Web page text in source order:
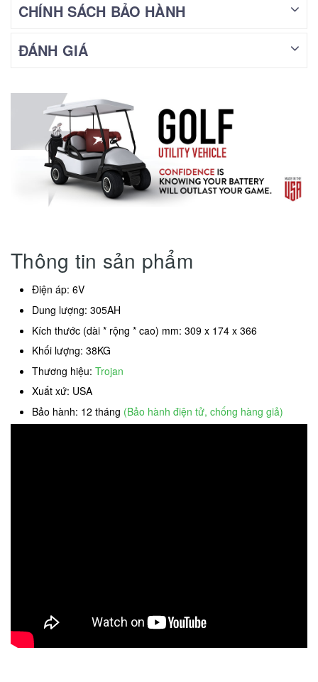
CHÍNH SÁCH BẢO HÀNH
ĐÁNH GIÁ
Thông tin sản phẩm
Điện áp: 6V
Dung lượng: 305AH
Kích thước (dài * rộng * cao) mm: 309 x 174 x 366
Khối lượng: 38KG
Thương hiệu: Trojan
Xuất xứ: USA
Bảo hành: 12 tháng (Bảo hành điện tử, chống hàng giả)